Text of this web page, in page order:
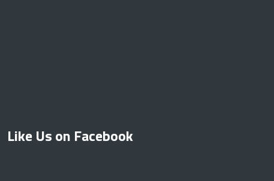
Like Us on Facebook